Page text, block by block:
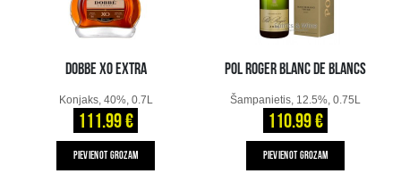
DOBBE XO EXTRA
Konjaks, 40%, 0.7L
111.99 €
PIEVIENOT GROZAM
POL ROGER BLANC DE BLANCS
Šampanietis, 12.5%, 0.75L
110.99 €
PIEVIENOT GROZAM